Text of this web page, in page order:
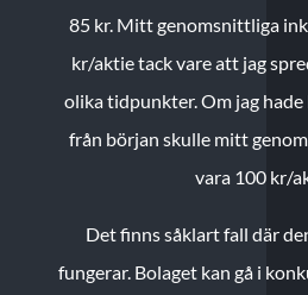
85 kr. Mitt genomsnittliga
kr/aktie tack vare att jag
olika tidpunkter. Om jag
från början skulle mitt
vara 100 kr/
Det finns såklart fall där
fungerar. Bolaget kan gå i